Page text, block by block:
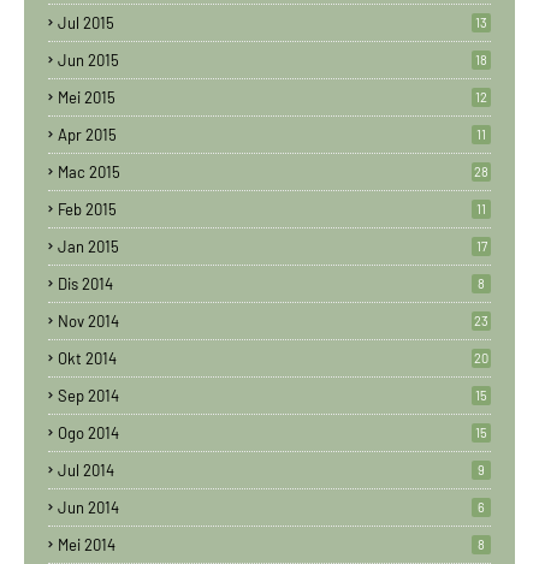
Jul 2015 13
Jun 2015 18
Mei 2015 12
Apr 2015 11
Mac 2015 28
Feb 2015 11
Jan 2015 17
Dis 2014 8
Nov 2014 23
Okt 2014 20
Sep 2014 15
Ogo 2014 15
Jul 2014 9
Jun 2014 6
Mei 2014 8